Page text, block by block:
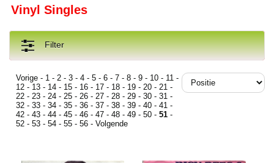
Vinyl Singles
Filter
Vorige - 1 - 2 - 3 - 4 - 5 - 6 - 7 - 8 - 9 - 10 - 11 -
12 - 13 - 14 - 15 - 16 - 17 - 18 - 19 - 20 - 21 -
22 - 23 - 24 - 25 - 26 - 27 - 28 - 29 - 30 - 31 -
32 - 33 - 34 - 35 - 36 - 37 - 38 - 39 - 40 - 41 -
42 - 43 - 44 - 45 - 46 - 47 - 48 - 49 - 50 - 51 -
52 - 53 - 54 - 55 - 56 - Volgende